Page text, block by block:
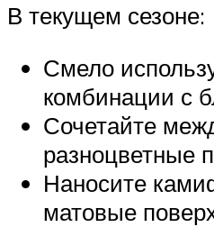
В текущем сезоне:
Смело
комбинации с
Сочетайте
разноцветные
Наносите
матовые